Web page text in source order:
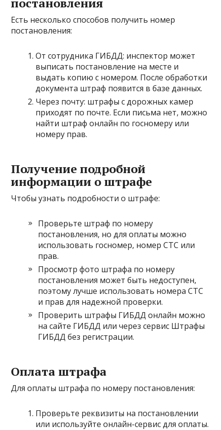
Есть несколько способов получить номер
постановления:
От сотрудника ГИБДД: инспектор может
выписать постановление на месте и
выдать копию с номером. После обработки
документа штраф появится в базе данных.
Через почту: штрафы с дорожных камер
приходят по почте. Если письма нет, можно
найти штраф онлайн по госномеру или
номеру прав.
Получение подробной
информации о штрафе
Чтобы узнать подробности о штрафе:
Проверьте штраф по номеру
постановления, но для оплаты можно
использовать госномер, номер СТС или
прав.
Просмотр фото штрафа по номеру
постановления может быть недоступен,
поэтому лучше использовать номера СТС
и прав для надежной проверки.
Проверить штрафы ГИБДД онлайн можно
на сайте ГИБДД или через сервис Штрафы
ГИБДД без регистрации.
Оплата штрафа
Для оплаты штрафа по номеру постановления:
Проверьте реквизиты на постановлении
или используйте онлайн-сервис для оплаты.